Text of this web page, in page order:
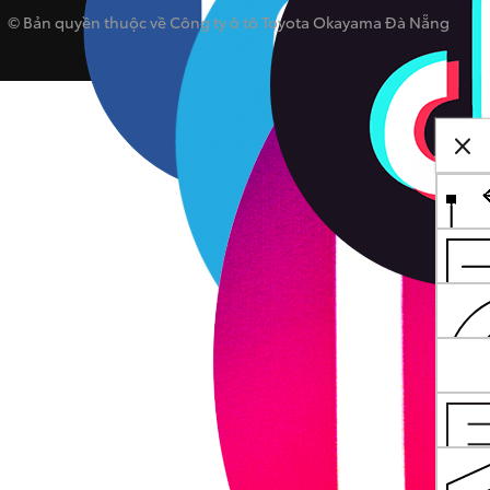
© Bản quyền thuộc về Công ty ô tô Toyota Okayama Đà Nẵng